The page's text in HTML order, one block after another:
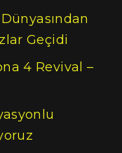
Geçidi
4 Revival –